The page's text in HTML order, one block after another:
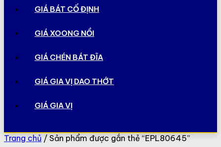
GIÁ BÁT CỐ ĐỊNH
GIÁ XOONG NỒI
GIÁ CHÉN BÁT ĐĨA
GIÁ GIA VỊ DAO THỚT
GIÁ GIA VỊ
Trang chủ / Sản phẩm được gắn thẻ “EPL80645”